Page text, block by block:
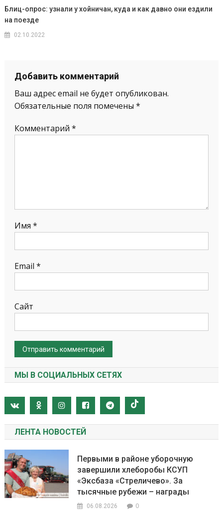
Блиц-опрос: узнали у хойничан, куда и как давно они ездили
на поезде
02.10.2022
Добавить комментарий
Ваш адрес email не будет опубликован.
Обязательные поля помечены *
Комментарий *
Имя *
Email *
Сайт
МЫ В СОЦИАЛЬНЫХ СЕТЯХ
ЛЕНТА НОВОСТЕЙ
Первыми в районе уборочную
завершили хлеборобы КСУП
«Эксбаза «Стреличево». За
тысячные рубежи – награды
06.08.2026 0